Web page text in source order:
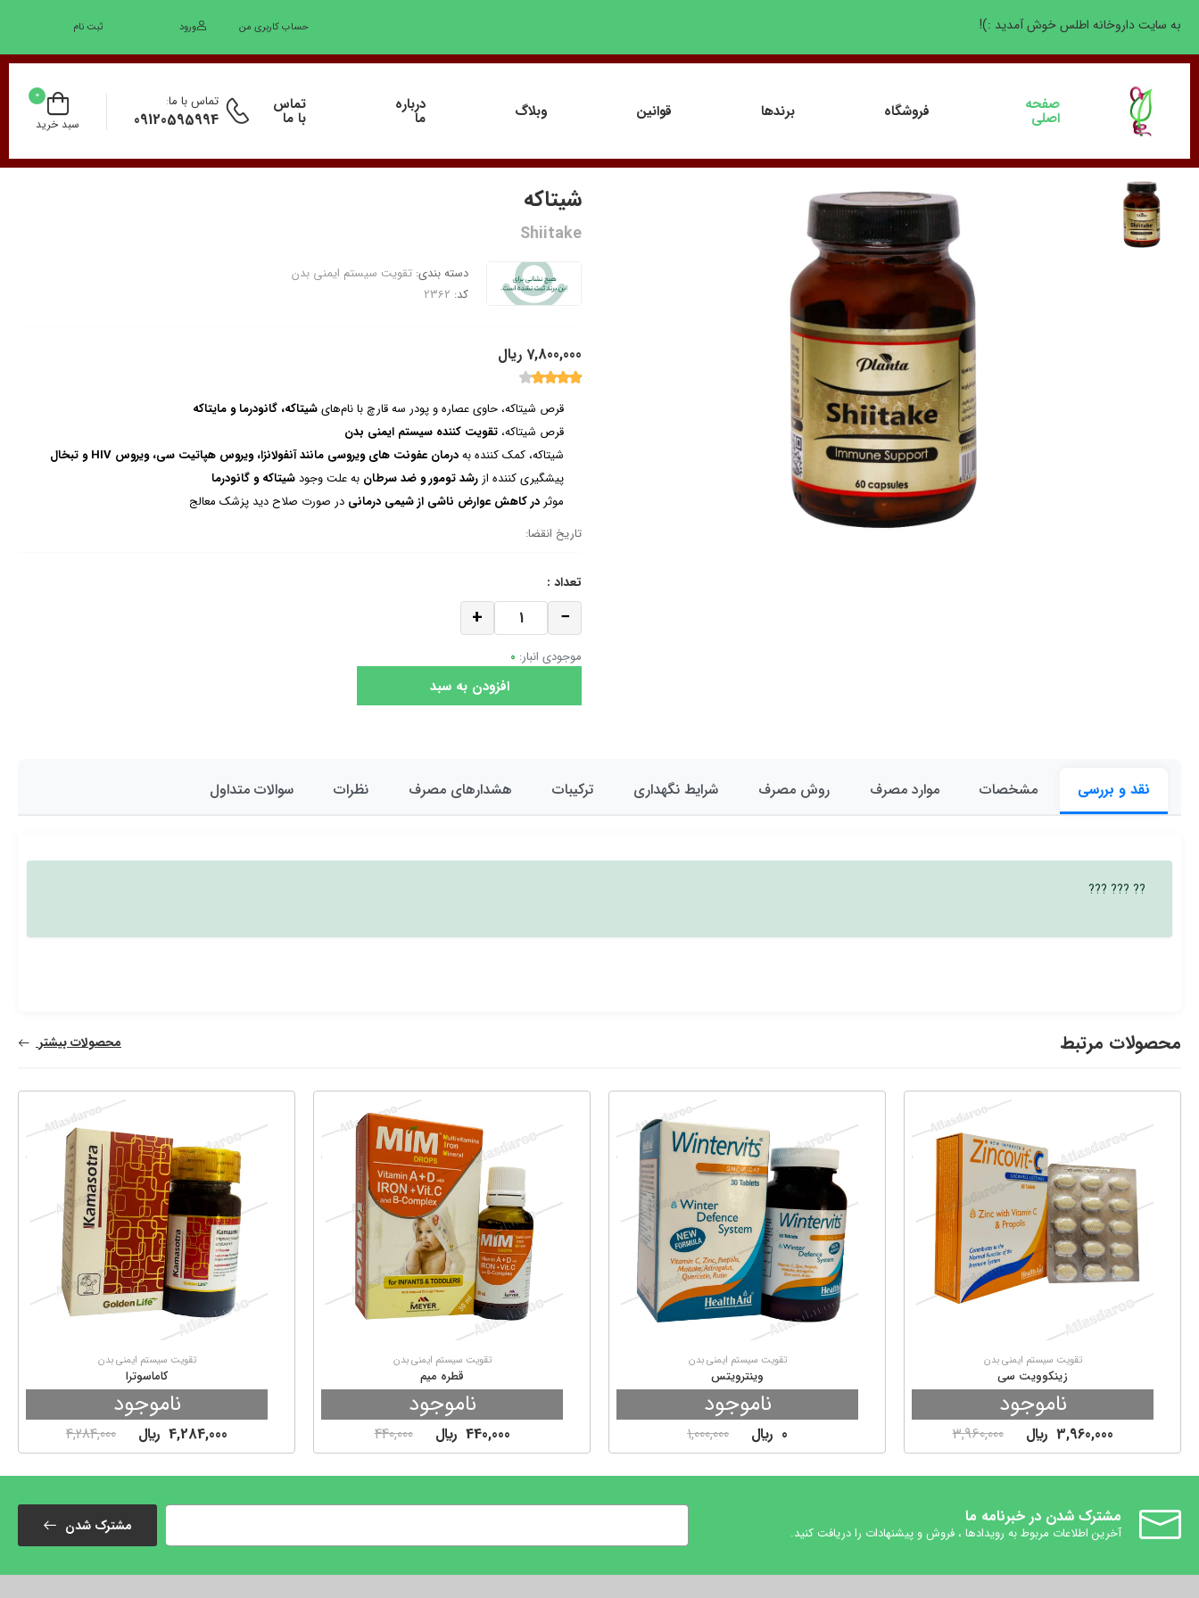
به سایت داروخانه اطلس خوش آمدید :)! حساب کاربری من ورود ثبت نام
صفحه
اصلی فروشگاه برندها قوانین وبلاگ درباره
ما
تماس
با ما
تماس با ما:
09120595994
0
سبد خرید
شیتاکه
Shiitake
دسته بندی: تقویت سیستم ایمنی بدن
کد: 2362
7,800,000 ریال
قرص شیتاکه، حاوی عصاره‌ و پودر سه قارچ با نام‌هایشیتاکه، گانودرما و مایتاکه
قرص شیتاکه، تقویت کننده سیستم ایمنی بدن
شیتاکه، کمک کننده بهدرمان عفونت های ویروسی مانند آنفولانزا، ویروس هپاتیت سی، ویروس
و تبخال
پیشگیری کننده از رشد تومور و ضد سرطان به علت وجودشیتاکه و گانودرما
موثر در کاهش عوارض ناشی از شیمی درمانی در صورت صلاح دید پزشک معالج
تاریخ انقضا:
تعداد :
−
+
موجودی انبار: 0
نقد و بررسی مشخصات موارد مصرف روش مصرف شرایط نگهداری ترکیبات هشدارهای مصرف نظرات سوالات متداول
?? ??? ???
محصولات مرتبط محصولات بیشتر
تقویت سیستم ایمنی بدن
زینکوویت سی
ناموجود
3,960,000 ريال 3,960,000
تقویت سیستم ایمنی بدن
وینترویتس
ناموجود
0 ريال 1,000,000
تقویت سیستم ایمنی بدن
قطره میم
ناموجود
440,000 ريال 440,000
تقویت سیستم ایمنی بدن
کاماسوترا
ناموجود
4,284,000 ريال 4,284,000
مشترک شدن در خبرنامه ما
آخرین اطلاعات مربوط به رویدادها ، فروش و پیشنهادات را دریافت کنید. مشترک شدن